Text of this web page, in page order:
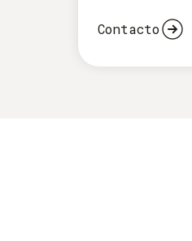
del softwareContacto